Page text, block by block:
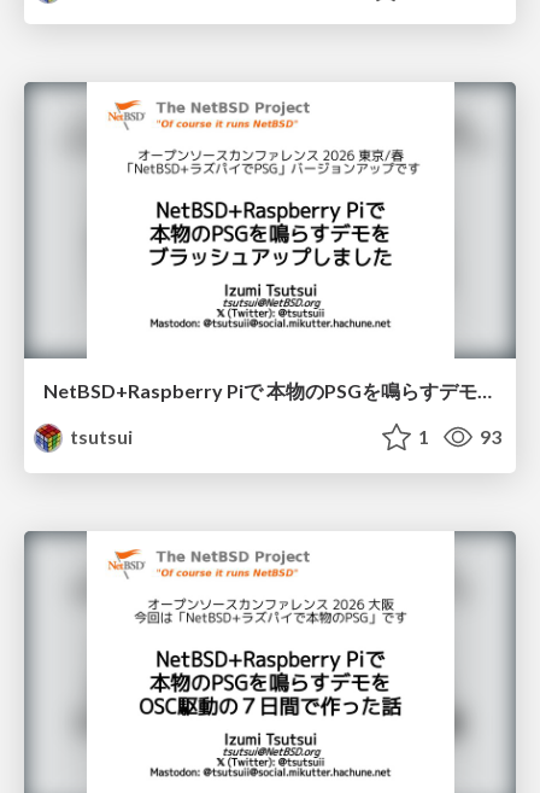
NetBSD+Raspberry Piで 本物のPSGを鳴らすデモを ブラッシュアップしました / osc2026Tokyo-spring
tsutsui
1 93